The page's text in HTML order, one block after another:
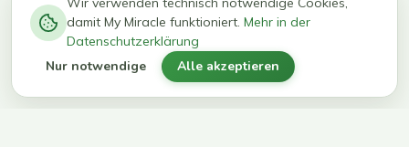
kg in 12
Wochen
erreichen
ihr Ziel
damit My Miracle funktioniert. Mehr in der
Datenschutzerklärung
Nur notwendige Alle akzeptieren